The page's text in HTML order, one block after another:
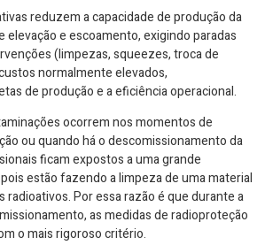
reduzem a capacidade de produção da
elevação e escoamento, exigindo paradas
(limpezas, squeezes, troca de
normalmente elevados,
de produção e a eficiência operacional.
ocorrem nos momentos de
ou quando há o descomissionamento da
ficam expostos a uma grande
estão fazendo a limpeza de uma material
Por essa razão é que durante a
as medidas de radioproteção
o mais rigoroso critério.